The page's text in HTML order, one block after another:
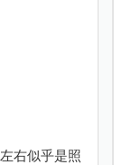
右似乎是照